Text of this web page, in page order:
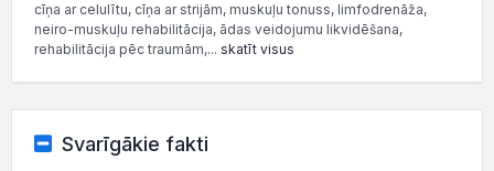
cīņa ar celulītu, cīņa ar strijām, muskuļu tonuss, limfodrenāža,
neiro-muskuļu rehabilitācija, ādas veidojumu likvidēšana,
rehabilitācija pēc traumām,... skatīt visus
Svarīgākie fakti